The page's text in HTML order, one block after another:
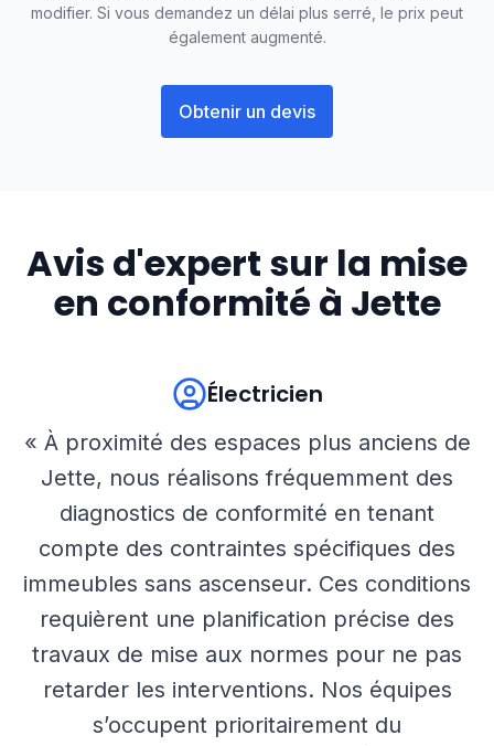
modifier. Si vous demandez un délai plus serré, le prix peut
également augmenté.
Obtenir un devis
Avis d'expert sur la mise
en conformité à Jette
Électricien
« À proximité des espaces plus anciens de
Jette, nous réalisons fréquemment des
diagnostics de conformité en tenant
compte des contraintes spécifiques des
immeubles sans ascenseur. Ces conditions
requièrent une planification précise des
travaux de mise aux normes pour ne pas
retarder les interventions. Nos équipes
s’occupent prioritairement du